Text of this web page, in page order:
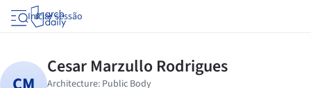
Iniciar sessão